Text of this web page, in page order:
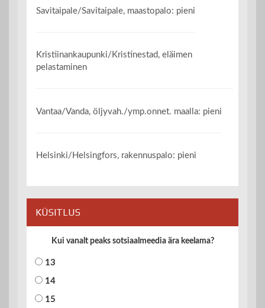
Savitaipale/Savitaipale, maastopalo: pieni
Kristiinankaupunki/Kristinestad, eläimen
pelastaminen
Vantaa/Vanda, öljyvah./ymp.onnet. maalla: pieni
Helsinki/Helsingfors, rakennuspalo: pieni
KÜSITLUS
Kui vanalt peaks sotsiaalmeedia ära keelama?
13
14
15